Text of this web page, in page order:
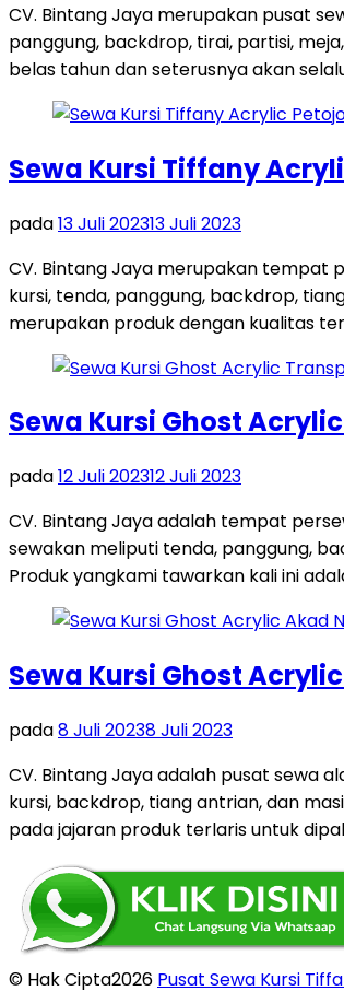
CV. Bintang Jaya merupakan pusat
panggung, backdrop, tirai, partisi,
belas tahun dan seterusnya akan
Sewa Kursi Tiffany
pada13 Juli 202313 Juli 2023
CV. Bintang Jaya merupakan tempat
kursi, tenda, panggung, backdrop,
merupakan produk dengan kualitas
Sewa Kursi Ghost
pada12 Juli 202312 Juli 2023
CV. Bintang Jaya adalah tempat
sewakan meliputi tenda, panggung,
Produk yangkami tawarkan kali ini
Sewa Kursi Ghost
pada8 Juli 20238 Juli 2023
CV. Bintang Jaya adalah pusat sewa
kursi, backdrop, tiang antrian, dan
pada jajaran produk terlaris untuk
© Hak Cipta2026 Pusat Sewa Kursi